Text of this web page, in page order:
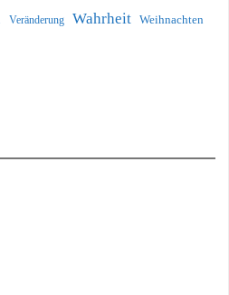
Veränderung Wahrheit Weihnachten